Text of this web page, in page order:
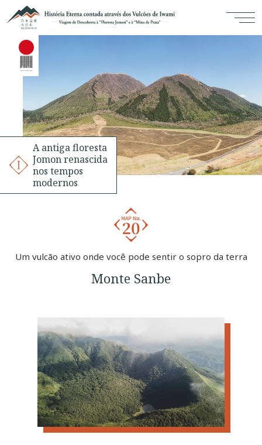
A antiga floresta
Jomon renascida
nos tempos
modernos
Um vulcão ativo onde você pode sentir o sopro da terra
Monte Sanbe